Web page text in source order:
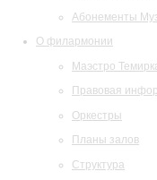
Абонементы
О филармонии
Маэстро
Правовая
Оркестры
Планы залов
Структура